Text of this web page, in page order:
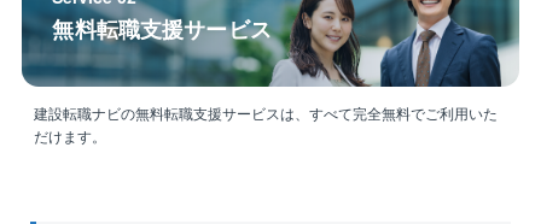
○中途入社の方もハンデが生まれることはありません！
⇒社歴に関係なく、能力や経験、希望に応じて大規
模プロジェクトの責任者や組織・若手社員のマネジメ
できます。
無料転職支援サービス
建設転職ナビの無料転職支援サービスは、すべて完全無料でご利用いた
だけます。